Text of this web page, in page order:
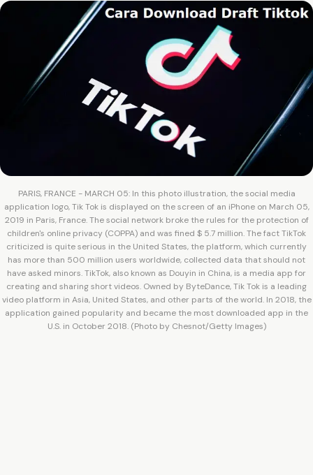
PARIS, FRANCE - MARCH 05: In this photo illustration, the social media
application logo, Tik Tok is displayed on the screen of an iPhone on March 05,
2019 in Paris, France. The social network broke the rules for the protection of
children's online privacy (COPPA) and was fined $ 5.7 million. The fact TikTok
criticized is quite serious in the United States, the platform, which currently
has more than 500 million users worldwide, collected data that should not
have asked minors. TikTok, also known as Douyin in China, is a media app for
creating and sharing short videos. Owned by ByteDance, Tik Tok is a leading
video platform in Asia, United States, and other parts of the world. In 2018, the
application gained popularity and became the most downloaded app in the
U.S. in October 2018. (Photo by Chesnot/Getty Images)